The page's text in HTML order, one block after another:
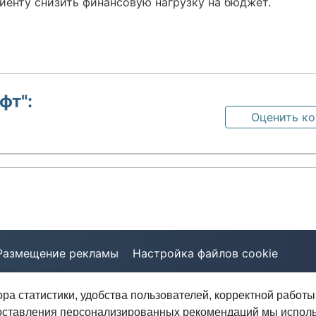
статистики, удобства пользователей, корректной
персонализированных рекомендаций мы
Оценить
рекламы Настройка файлов cookie
не оказывает услуг по оформлению и предоставлению